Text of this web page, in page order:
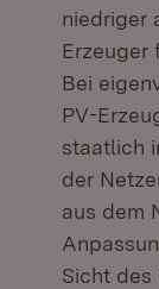
niedriger
Erzeuger
Bei
PV-
staatlich
der
aus dem
Sicht des